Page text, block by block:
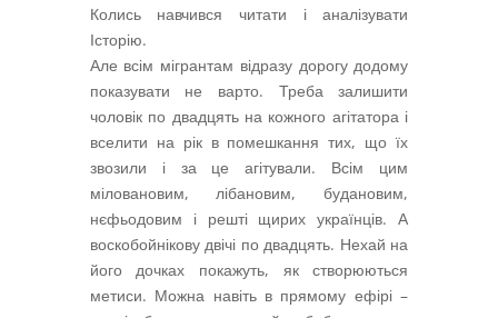
Колись навчився читати і аналізувати
Історію.
Але всім мігрантам відразу дорогу додому
показувати не варто. Треба залишити
чоловік по двадцять на кожного агітатора і
вселити на рік в помешкання тих, що їх
звозили і за це агітували. Всім цим
міловановим, лібановим, будановим,
нєфьодовим і решті щирих українців. А
воскобойнікову двічі по двадцять. Нехай на
його дочках покажуть, як створюються
метиси. Можна навіть в прямому ефірі –